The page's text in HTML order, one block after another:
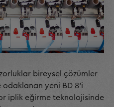
bireysel çözümler
yeni BD 8'i
iplik eğirme teknolojisinde